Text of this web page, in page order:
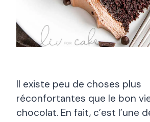
Il existe peu de choses plus
réconfortantes que le bon
chocolat. En fait, c’est l’une